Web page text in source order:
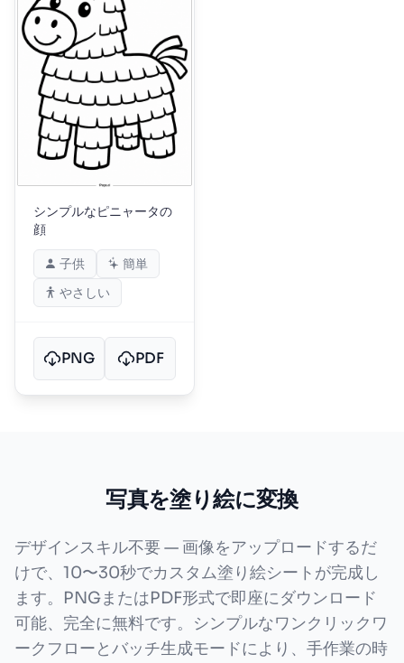
シンプルなピニャータの
顔
子供
簡単
やさしい
PNG PDF
写真を塗り絵に変換
デザインスキル不要 — 画像をアップロードするだ
けで、10〜30秒でカスタム塗り絵シートが完成し
ます。PNGまたはPDF形式で即座にダウンロード
可能、完全に無料です。シンプルなワンクリックワ
ークフローとバッチ生成モードにより、手作業の時